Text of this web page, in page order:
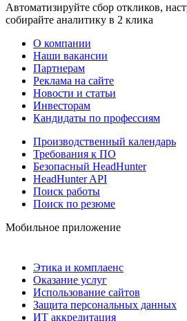
Автоматизируйте сбор откликов,
собирайте аналитику в 2 клика
О компании
Наши вакансии
Партнерам
Реклама на сайте
Новости и статьи
Инвесторам
Кандидаты по профессиям
Производственный календарь
Требования к ПО
Безопасный HeadHunter
HeadHunter API
Поиск работы
Поиск по резюме
Мобильное приложение
Этика и комплаенс
Оказание услуг
Использование сайтов
Защита персональных данных
ИТ аккредитация